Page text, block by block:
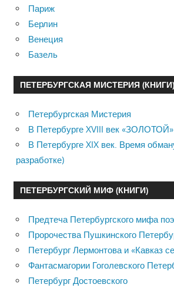
Париж
Берлин
Венеция
Базель
ПЕТЕРБУРГСКАЯ МИСТЕРИЯ (КНИГИ)
Петербургская Мистерия
В Петербурге XVIII век «ЗОЛОТОЙ»
В Петербурге XIX век. Время
разработке)
ПЕТЕРБУРГСКИЙ МИФ (КНИГИ)
Предтеча Петербургского мифа
Пророчества Пушкинского
Петербург Лермонтова и «Кавказ
Фантасмагории Гоголевского
Петербург Достоевского